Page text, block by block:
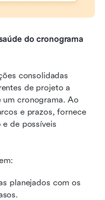
do cronograma
consolidadas
de projeto a
um cronograma. Ao
e prazos, fornece
de possíveis
planejados com os